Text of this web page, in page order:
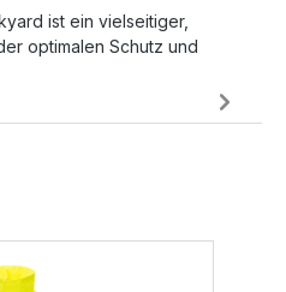
ist ein vielseitiger,
optimalen Schutz und